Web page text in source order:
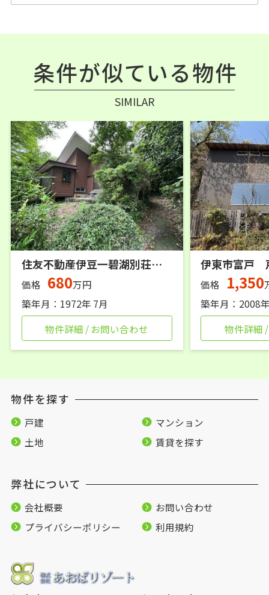
条件が似ている物件
SIMILAR
住友不動産伊豆一碧湖別荘地 戸建
価格 680万円
築年月：1972年 7月
物件詳細 / お問い合わせ
伊東市富戸
価格 1,350
築年月：2008
物件詳細
物件を探す
戸建
マンション
土地
賃貸を探す
弊社について
会社概要
お問い合わせ
プライバシーポリシー
利用規約